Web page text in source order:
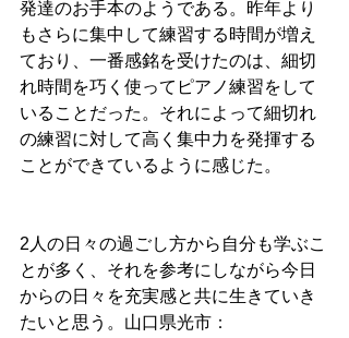
発達のお手本のようである。昨年より
もさらに集中して練習する時間が増え
ており、一番感銘を受けたのは、細切
れ時間を巧く使ってピアノ練習をして
いることだった。それによって細切れ
の練習に対して高く集中力を発揮する
ことができているように感じた。
2人の日々の過ごし方から自分も学ぶこ
とが多く、それを参考にしながら今日
からの日々を充実感と共に生きていき
たいと思う。山口県光市 ：